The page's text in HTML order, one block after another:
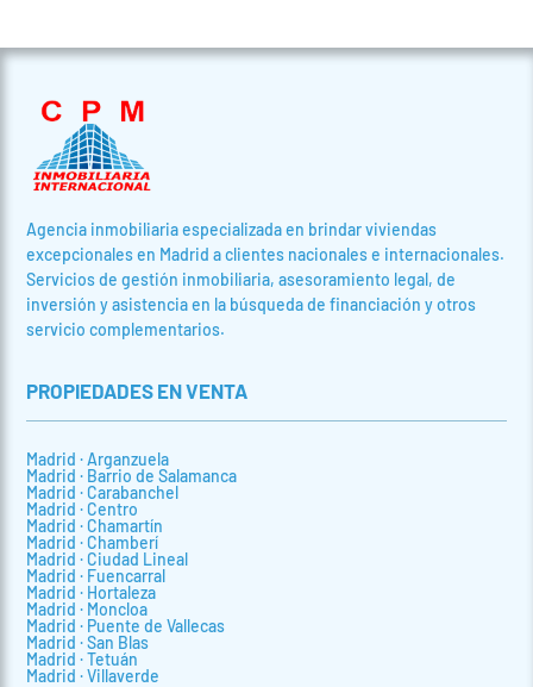
Agencia inmobiliaria especializada en brindar viviendas
excepcionales en Madrid a clientes nacionales e internacionales.
Servicios de gestión inmobiliaria, asesoramiento legal, de
inversión y asistencia en la búsqueda de financiación y otros
servicio complementarios.
PROPIEDADES EN VENTA
Madrid · Arganzuela
Madrid · Barrio de Salamanca
Madrid · Carabanchel
Madrid · Centro
Madrid · Chamartín
Madrid · Chamberí
Madrid · Ciudad Lineal
Madrid · Fuencarral
Madrid · Hortaleza
Madrid · Moncloa
Madrid · Puente de Vallecas
Madrid · San Blas
Madrid · Tetuán
Madrid · Villaverde